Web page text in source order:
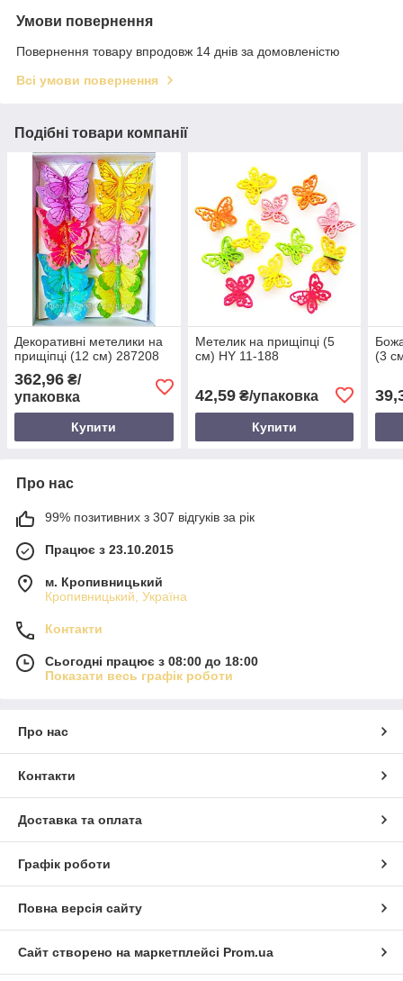
Умови повернення
Повернення товару впродовж 14 днів за домовленістю
Всі умови повернення
Подібні товари компанії
Декоративні метелики на
прищіпці (12 см) 287208
362,96 ₴/
упаковка
Купити
Метелик на прищіпці (5
см) HY 11-188
42,59₴/упаковка
Купити
(3
Про нас
99% позитивних з 307 відгуків за рік
Працює з 23.10.2015
м. Кропивницький
Кропивницький, Україна
Контакти
Сьогодні працює з 08:00 до 18:00
Показати весь графік роботи
Про нас
Контакти
Доставка та оплата
Графік роботи
Повна версія сайту
Сайт створено на маркетплейсі Prom.ua